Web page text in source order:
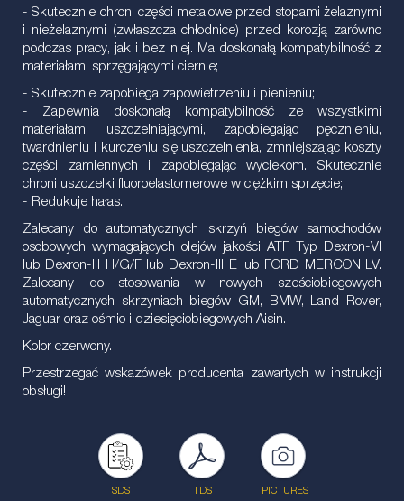
- Skutecznie chroni części metalowe przed stopami żelaznymi
i nieżelaznymi (zwłaszcza chłodnice) przed korozją zarówno
podczas pracy, jak i bez niej. Ma doskonałą kompatybilność z
materiałami sprzęgającymi ciernie;
- Skutecznie zapobiega zapowietrzeniu i pienieniu;
- Zapewnia doskonałą kompatybilność ze wszystkimi
materiałami uszczelniającymi, zapobiegając pęcznieniu,
twardnieniu i kurczeniu się uszczelnienia, zmniejszając koszty
części zamiennych i zapobiegając wyciekom. Skutecznie
chroni uszczelki fluoroelastomerowe w ciężkim sprzęcie;
- Redukuje hałas.
Zalecany do automatycznych skrzyń biegów samochodów
osobowych wymagających olejów jakości ATF Typ Dexron-VI
lub Dexron-III H/G/F lub Dexron-III E lub FORD MERCON LV.
Zalecany do stosowania w nowych sześciobiegowych
automatycznych skrzyniach biegów GM, BMW, Land Rover,
Jaguar oraz ośmio i dziesięciobiegowych Aisin.
Kolor czerwony.
Przestrzegać wskazówek producenta zawartych w instrukcji
obsługi!
SDS TDS PICTURES